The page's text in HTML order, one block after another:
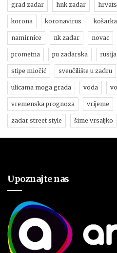
grad zadar hnk zadar
korona koronavirus košarka
namirnice nk zadar novac
prometna pu zadarska rusija
stipe miočić sveučilište u zadru
ulicama moga grada voda
vremenska prognoza vrijeme
zadar street style šime vrsaljko
Upoznajte nas